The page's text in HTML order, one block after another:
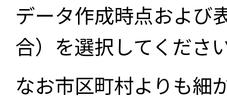
データ作成時点および
合）を選択してくださ
なお市区町村よりも細